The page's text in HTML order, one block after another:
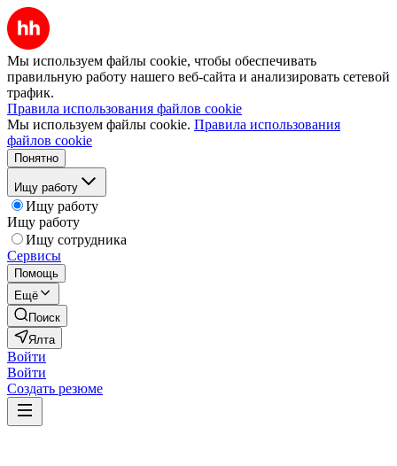
Мы используем файлы cookie, чтобы обеспечивать
правильную работу нашего веб-сайта и анализировать сетевой
трафик.
Правила использования файлов cookie
Мы используем файлы cookie. Правила использования
файлов cookie
Понятно
Ищу работу
Ищу работу
Ищу работу
Ищу сотрудника
Сервисы
Помощь
Ещё
Поиск
Ялта
Войти
Войти
Создать резюме